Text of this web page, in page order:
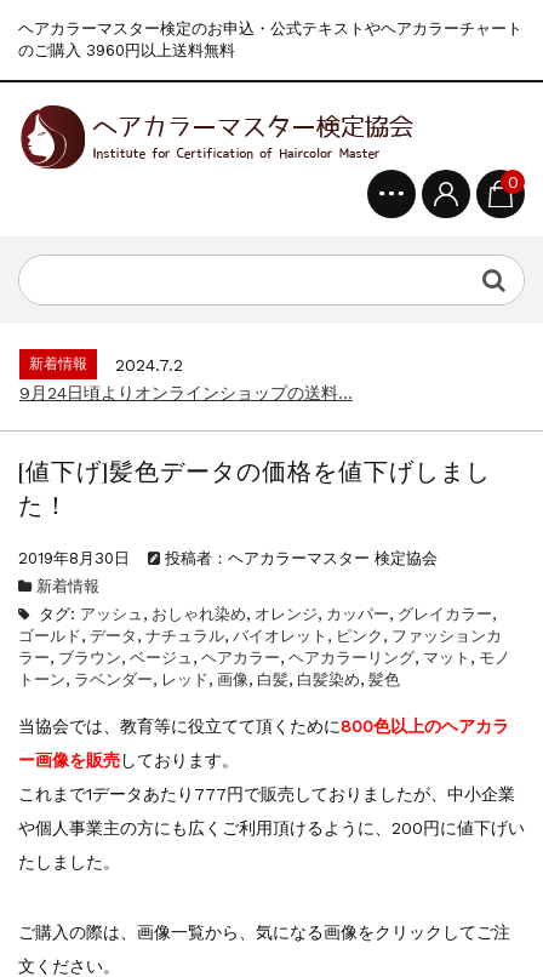
ヘアカラーマスター検定のお申込・公式テキストやヘアカラーチャート
のご購入 3960円以上送料無料
0
新着情報
2024.4.9
一部ヘアカラーチャートのお値引きを行いま...
【新商品】厚口ヘアカラーチャートA4サイ...
新着情報
2024.7.2
新着情報
2024.4.10
在庫処分セールのお知らせ【なくなり次第終...
新着情報
2026.7.1
2026年度夏季・シルバーウィーク休業の...
【新商品】厚口ヘアカラーチャートA4サイ...
新着情報
9月24日頃よりオンラインショップの送料...
新着情報
2024.4.10
在庫処分セールのお知らせ【なくなり次第終...
2024.4.9
一部ヘアカラーチャートのお値引きを行いま...
[値下げ]髪色データの価格を値下げしまし
た！
2019年8月30日
投稿者：ヘアカラーマスター 検定協会
新着情報
タグ: アッシュ , おしゃれ染め, オレンジ, カッパー, グレイカラー,
ゴールド, データ , ナチュラル, バイオレット , ピンク , ファッションカ
ラー, ブラウン, ベージュ , ヘアカラー, ヘアカラーリング, マット , モノ
トーン, ラベンダー, レッド, 画像, 白髪, 白髪染め, 髪色
当協会では、教育等に役立てて頂くために800色以上のヘアカラ
ー画像を販売しております。
これまで1データあたり777円で販売しておりましたが、中小企業
や個人事業主の方にも広くご利用頂けるように、200円に値下げい
たしました。
ご購入の際は、画像一覧から、気になる画像をクリックしてご注
文ください。